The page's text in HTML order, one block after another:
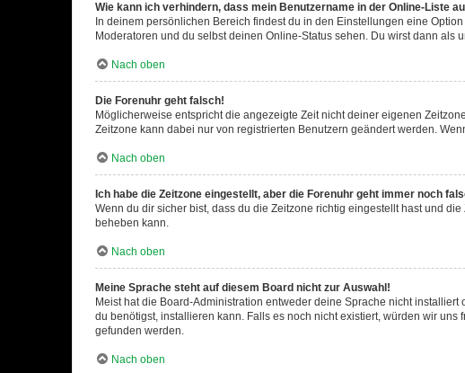
Wie kann ich verhindern, dass mein Benutzername in der Online-Liste
In deinem persönlichen Bereich findest du in den Einstellungen eine
Moderatoren und du selbst deinen Online-Status sehen. Du wirst dann als
Nach oben
Die Forenuhr geht falsch!
Möglicherweise entspricht die angezeigte Zeit nicht deiner eigenen
Zeitzone kann dabei nur von registrierten Benutzern geändert werden.
Nach oben
Ich habe die Zeitzone eingestellt, aber die Forenuhr geht immer noch
Wenn du dir sicher bist, dass du die Zeitzone richtig eingestellt hast und
beheben kann.
Nach oben
Meine Sprache steht auf diesem Board nicht zur Auswahl!
Meist hat die Board-Administration entweder deine Sprache nicht
du benötigst, installieren kann. Falls es noch nicht existiert, würden wir
gefunden werden.
Nach oben